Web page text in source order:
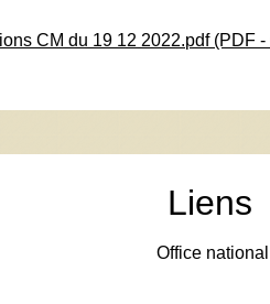
CM du 19 12 2022.pdf (PDF -
Liens
Office